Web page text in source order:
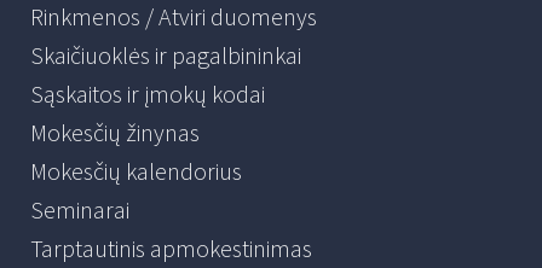
Rinkmenos / Atviri duomenys
Skaičiuoklės ir pagalbininkai
Sąskaitos ir įmokų kodai
Mokesčių žinynas
Mokesčių kalendorius
Seminarai
Tarptautinis apmokestinimas